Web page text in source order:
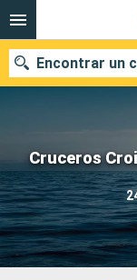
Cruceros
Encontrar un
Nuestros
Fecha de salida
Puertos